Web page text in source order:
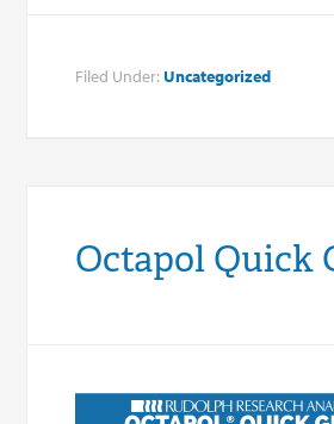
Filed Under: Uncategorized
Octapol Quick